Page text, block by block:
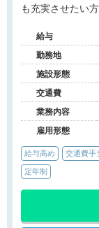
も充実させたい
給与
勤務地
施設形態
交通費
業務内容
雇用形態
給与高め 交通費手
定年制